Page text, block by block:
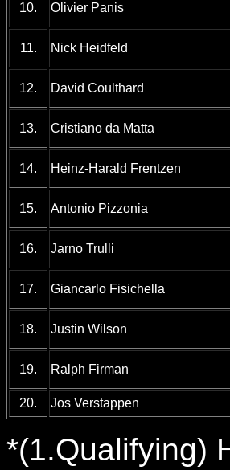
10. Olivier Panis
11. Nick Heidfeld
12. David Coulthard
13. Cristiano da Matta
14. Heinz-Harald Frentzen
15. Antonio Pizzonia
16. Jarno Trulli
17. Giancarlo Fisichella
18. Justin Wilson
19. Ralph Firman
20. Jos Verstappen
*(1.Qualifying)